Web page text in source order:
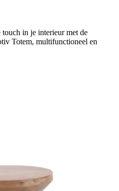
in je interieur met de
Totem, multifunctioneel en